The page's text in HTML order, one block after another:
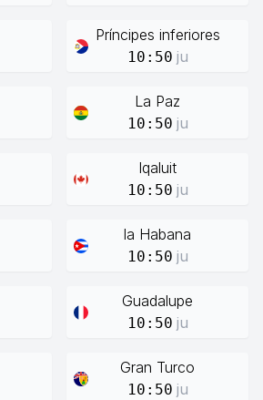
Príncipes inferiores
10:50 ju
La Paz
10:50 ju
Iqaluit
10:50 ju
la Habana
10:50 ju
Guadalupe
10:50 ju
Gran Turco
10:50 ju